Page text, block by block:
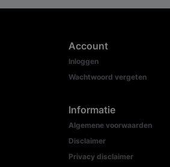
Account
Inloggen
Wachtwoord vergeten
Informatie
Algemene voorwaarden
Disclaimer
Privacy disclaimer